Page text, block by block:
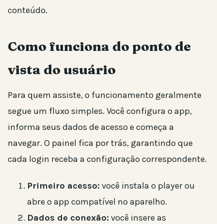
conteúdo.
Como funciona do ponto de
vista do usuário
Para quem assiste, o funcionamento geralmente
segue um fluxo simples. Você configura o app,
informa seus dados de acesso e começa a
navegar. O painel fica por trás, garantindo que
cada login receba a configuração correspondente.
Primeiro acesso: você instala o player ou
abre o app compatível no aparelho.
Dados de conexão: você insere as